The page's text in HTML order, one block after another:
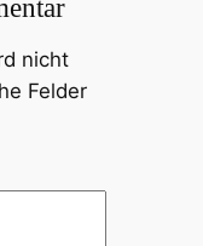
nicht
Felder